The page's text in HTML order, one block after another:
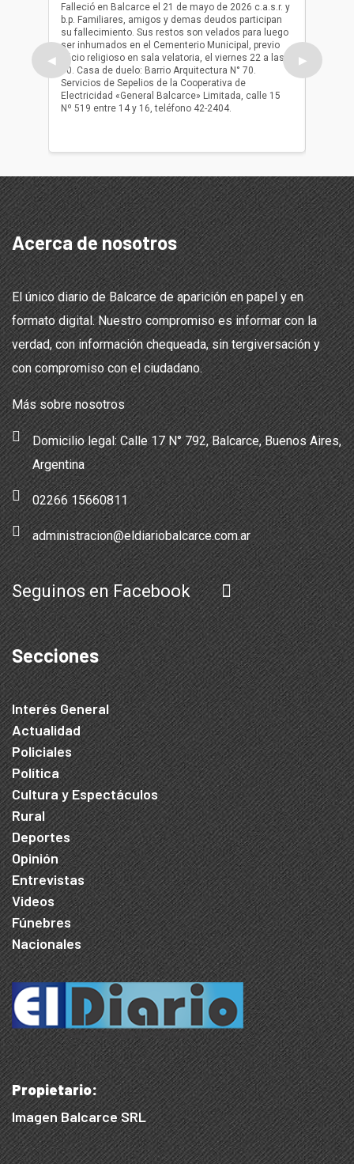
◀
Falleció en Balcarce el 21 de mayo de 2026 c.a.s.r. y
b.p. Familiares, amigos y demas deudos participan
su fallecimiento. Sus restos son velados para luego
ser inhumados en el Cementerio Municipal, previo
oficio religioso en sala velatoria, el viernes 22 a las
10. Casa de duelo: Barrio Arquitectura N° 70.
Servicios de Sepelios de la Cooperativa de
Electricidad «General Balcarce» Limitada, calle 15
Nº 519 entre 14 y 16, teléfono 42-2404.
ser
oficio
▶
Acerca de nosotros
El único diario de Balcarce de aparición en papel y en
formato digital. Nuestro compromiso es informar con la
verdad, con información chequeada, sin tergiversación y
con compromiso con el ciudadano.
Más sobre nosotros
Domicilio legal: Calle 17 N° 792, Balcarce, Buenos Aires,
Argentina
02266 15660811
administracion@eldiariobalcarce.com.ar
Seguinos en Facebook
Secciones
Interés General
Actualidad
Policiales
Política
Cultura y Espectáculos
Rural
Deportes
Opinión
Entrevistas
Videos
Fúnebres
Nacionales
Propietario:
Imagen Balcarce SRL